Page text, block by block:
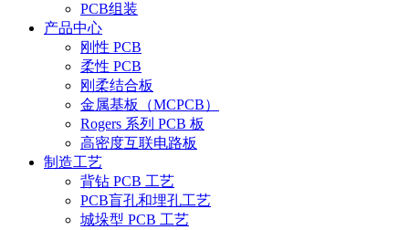
PCB组装
产品中心
刚性 PCB
柔性 PCB
刚柔结合板
金属基板（MCPCB）
Rogers 系列 PCB 板
高密度互联电路板
制造工艺
背钻 PCB 工艺
PCB盲孔和埋孔工艺
城垛型 PCB 工艺